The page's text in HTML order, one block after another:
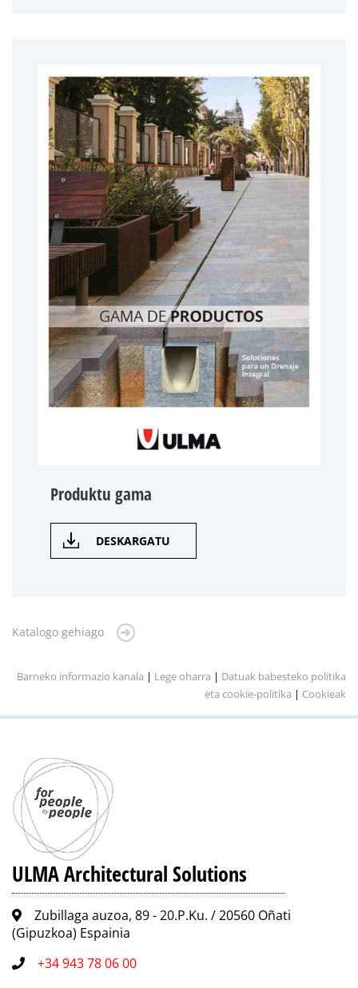
Produktu gama
DESKARGATU
Katalogo gehiago
Barneko informazio kanala | Lege oharra | Datuak babesteko politika
eta cookie-politika | Cookieak
ULMA Architectural Solutions
Zubillaga auzoa, 89 - 20.P.Ku. / 20560 Oñati
(Gipuzkoa) Espainia
+34 943 78 06 00